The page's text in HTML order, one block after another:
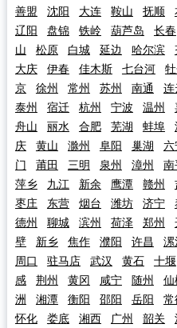
善盟 沈阳 大连 鞍山 抚顺
辽阳
盘锦 铁岭 葫芦岛 长春
山
松原 白城 延边 哈尔滨
大庆
伊春 佳木斯 七台河
京
徐州 常州 苏州 南通 连
泰州
宿迁 杭州 宁波 温州
舟山
丽水 合肥 芜湖 蚌埠
庆
黄山 滁州 阜阳 巢湖 六
门
莆田 三明 泉州 漳州 南
萍乡
九江 新余 鹰潭 赣州
枣庄
东营 烟台 潍坊 济宁
德州
聊城 滨州 荷泽 郑州
壁
新乡 焦作 濮阳 许昌 漯
周口
驻马店 武汉 黄石 十堰
感
荆州 黄冈 咸宁 随州 仙
洲
湘潭 衡阳 邵阳 岳阳 常
怀化
娄底 湘西 广州 韶关